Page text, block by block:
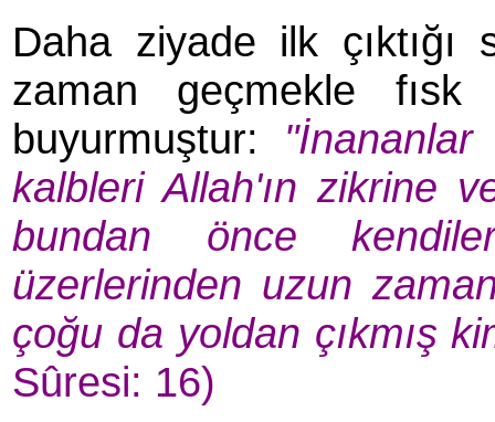
Daha ziyade ilk çıktığı
zaman geçmekle
buyurmuştur:
kalbleri Allah'ın zikrine
bundan önce
üzerlerinden uzun
çoğu da yoldan çıkmış
Sûresi: 16)